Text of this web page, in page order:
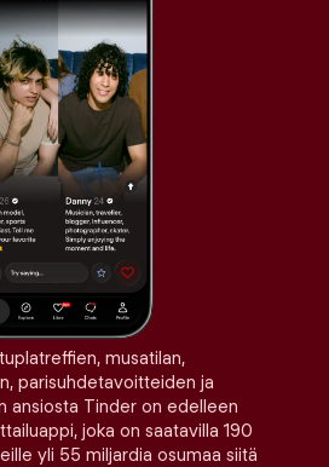
musatilan,
parisuhdetavoitteiden ja
ansiosta Tinder on edelleen
joka on saatavilla 190
yli 55 miljardia osumaa siitä